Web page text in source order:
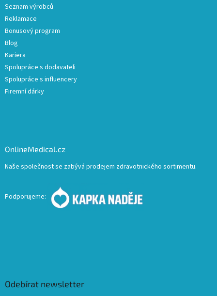
Seznam výrobců
Reklamace
Bonusový program
Blog
Kariera
Spolupráce s dodavateli
Spolupráce s influencery
Firemní dárky
OnlineMedical.cz
Naše společnost se zabývá prodejem zdravotnického sortimentu.
Podporujeme:
Odebírat newsletter